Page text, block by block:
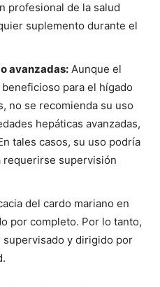
profesional de la salud
suplemento durante el
avanzadas: Aunque el
para el hígado
no se recomienda su uso
hepáticas avanzadas,
tales casos, su uso podría
requerirse supervisión
del cardo mariano en
por completo. Por lo tanto,
y dirigido por